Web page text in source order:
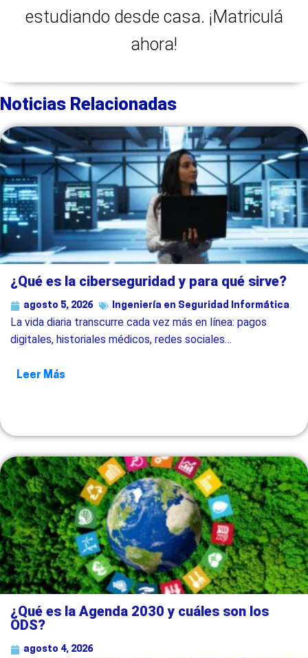
estudiando desde casa. ¡Matriculá
ahora!
Noticias Relacionadas
¿Qué es la ciberseguridad y para qué sirve?
agosto 5, 2026 Ingeniería en Seguridad Informática
La vida diaria transcurre cada vez más en línea: pagos
digitales, historiales médicos, redes sociales…
Leer Más
¿Qué es la Agenda 2030 y cuáles son los
ODS?
agosto 4, 2026